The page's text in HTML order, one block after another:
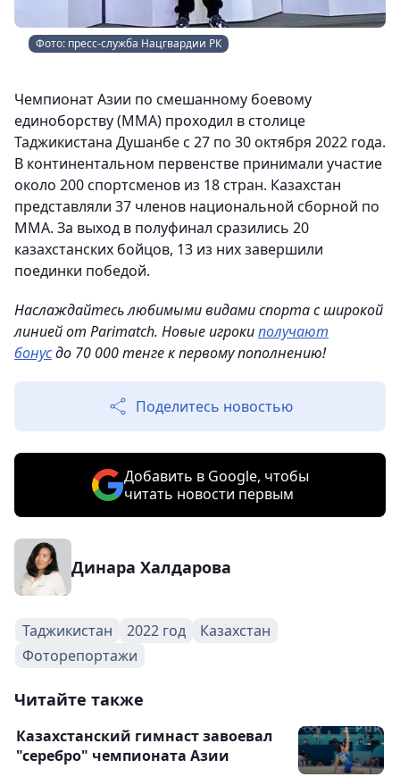
Фото: пресс-служба Нацгвардии РК
Чемпионат Азии по смешанному боевому
единоборству (ММА) проходил в столице
Таджикистана Душанбе с 27 по 30 октября 2022 года.
В континентальном первенстве принимали участие
около 200 спортсменов из 18 стран. Казахстан
представляли 37 членов национальной сборной по
ММА. За выход в полуфинал сразились 20
казахстанских бойцов, 13 из них завершили
поединки победой.
Наслаждайтесь любимыми видами спорта с широкой
линией от Parimatch. Новые игрокиполучают
бонусдо 70 000 тенге к первому пополнению!
Поделитесь новостью
Добавить в Google, чтобы
читать новости первым
Динара Халдарова
Таджикистан 2022 год
Казахстан
Фоторепортажи
Читайте также
Казахстанский гимнаст завоевал
"серебро" чемпионата Азии